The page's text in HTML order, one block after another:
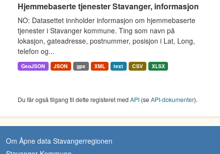
Hjemmebaserte tjenester Stavanger, informasjon
NO: Datasettet innholder informasjon om hjemmebaserte
tjenester i Stavanger kommune. Ting som navn på
lokasjon, gateadresse, postnummer, posisjon i Lat, Long,
telefon og...
GeoJSON JSON gpx XML text CSV XLSX
Du får også tilgang til dette registeret med API (seAPI-dokumenter).
Om Åpne data Stavangerregionen